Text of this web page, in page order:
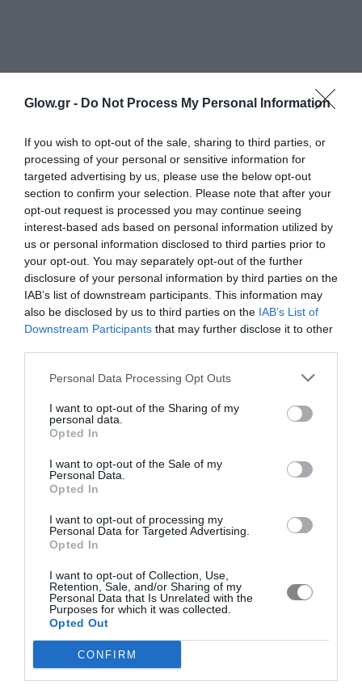
Glow.gr - Do Not Process My Personal Information
If you wish to opt-out of the sale, sharing to third parties, or
processing of your personal or sensitive information for
targeted advertising by us, please use the below opt-out
section to confirm your selection. Please note that after your
opt-out request is processed you may continue seeing
interest-based ads based on personal information utilized by
us or personal information disclosed to third parties prior to
your opt-out. You may separately opt-out of the further
disclosure of your personal information by third parties on the
IAB’s list of downstream participants. This information may
also be disclosed by us to third parties on the IAB’s List of
Downstream Participants that may further disclose it to other
Personal Data Processing Opt Outs
I want to opt-out of the Sharing of my
personal data.
Opted In
I want to opt-out of the Sale of my
Personal Data.
Opted In
I want to opt-out of processing my
Personal Data for Targeted Advertising.
Opted In
I want to opt-out of Collection, Use,
Retention, Sale, and/or Sharing of my
Personal Data that Is Unrelated with the
Purposes for which it was collected.
Opted Out
CONFIRM